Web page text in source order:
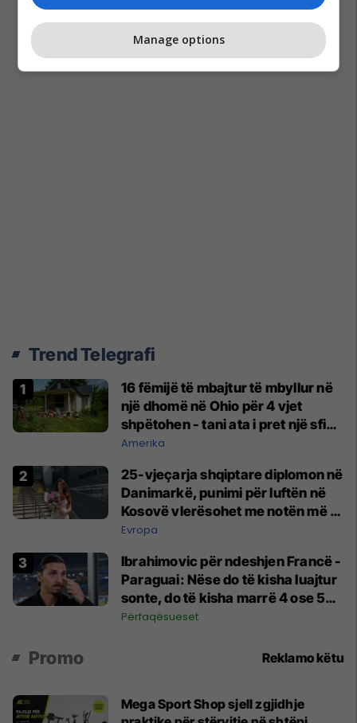
Trend Telegrafi
16 fëmijë të mbajtur të mbyllur në
një dhomë në Ohio për 4 vjet
shpëtohen - tani ata i pret një sfidë
e madhe
Amerika
25-vjeçarja shqiptare diplomon në
Danimarkë, punimi për luftën në
Kosovë vlerësohet me notën më të
lartë
Evropa
Ibrahimovic për ndeshjen Francë -
Paraguai: Nëse do të kisha luajtur
sonte, do të kisha marrë 4 ose 5
kartonë të kuq
Përfaqësueset
Promo Reklamo këtu
Mega Sport Shop sjell zgjidhje
Manage options